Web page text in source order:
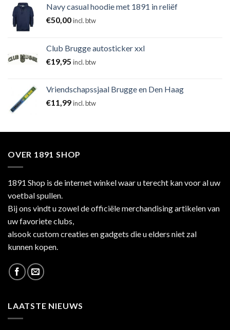
Navy casual hoodie met 1891 in reliëf
€50,00incl. btw
Club Brugge autosticker xxl
€19,95 incl. btw
Vriendschapssjaal Brugge en Den Haag
€11,99incl. btw
OVER 1891 SHOP
1891 Shop is de internet winkel waar u terecht kan voor al uw
voetbal spullen.
Bij ons vindt u zowel de officiële merchandising artikelen van
uw favoriete clubs,
alsook custom creaties en gadgets die u elders niet zal
kunnen kopen.
LAATSTE NIEUWS